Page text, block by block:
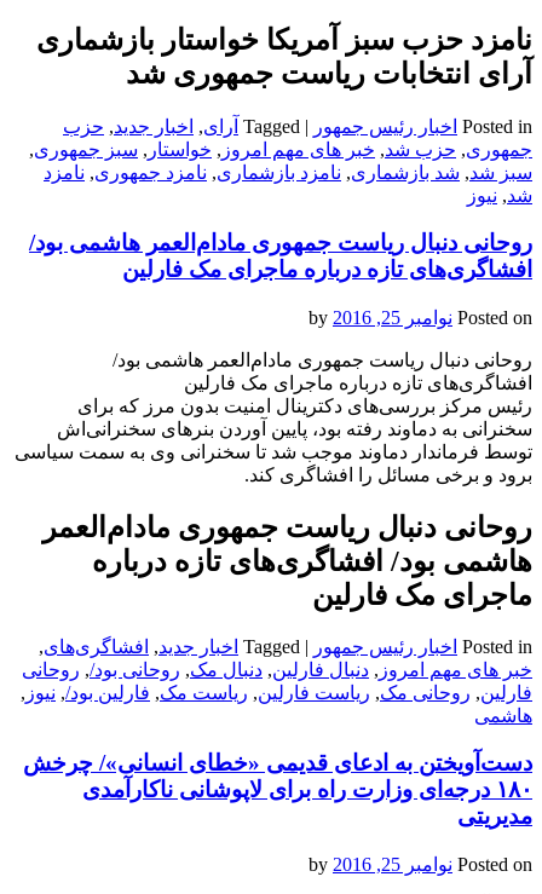
نامزد حزب سبز آمریکا خواستار بازشماری
آرای انتخابات ریاست جمهوری شد
Posted in اخبار رئیس جمهور |
Tagged آرای, اخبار جدید, حزب
جمهوری, حزب شد, خبر های مهم امروز , خواستار , سبز جمهوری,
سبز شد, شد بازشماری, نامزد بازشماری, نامزد جمهوری, نامزد
شد, نیوز
روحانی دنبال ریاست جمهوری مادام‌العمر هاشمی بود/
افشاگری‌های تازه درباره ماجرای مک فارلین
Posted on نوامبر 25, 2016
روحانی دنبال ریاست جمهوری مادام‌العمر هاشمی بود/
افشاگری‌های تازه درباره ماجرای مک فارلین
رئیس مرکز بررسی‌های دکترینال امنیت بدون مرز که برای
سخنرانی به دماوند رفته بود، پایین آوردن بنرهای سخنرانی‌اش
توسط فرماندار دماوند موجب شد تا سخنرانی وی به سمت سیاسی
برود و برخی مسائل را افشاگری کند.
روحانی دنبال ریاست جمهوری مادام‌العمر
هاشمی بود/ افشاگری‌های تازه درباره
ماجرای مک فارلین
Posted in اخبار رئیس جمهور Tagged اخبار جدید, افشاگری‌های,
خبر های مهم امروز , دنبال فارلین, دنبال مک, روحانی بود/, روحانی
فارلین, روحانی مک, ریاست فارلین, ریاست مک, فارلین بود/, نیوز ,
هاشمی
دست‌آویختن به ادعای قدیمی‌‌ «خطای انسانی»‌/ چرخش
۱۸‌۰ درجه‌ای وزارت راه برای لاپوشانی ناکارآمدی
مدیریتی
Posted on نوامبر 25, 2016